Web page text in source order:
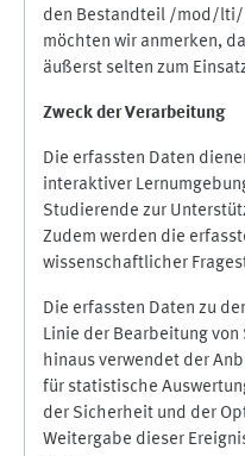
den Bestandteil /mod/lti/
möchten wir anmerken,
äußerst selten zum
Zweck der Verarbeitung
Die erfassten Daten
interaktiver
Studierende zur
Zudem werden die
wissenschaftlicher
Die erfassten Daten zu
Linie der Bearbeitung
hinaus verwendet der
für statistische
der Sicherheit und der
Weitergabe dieser